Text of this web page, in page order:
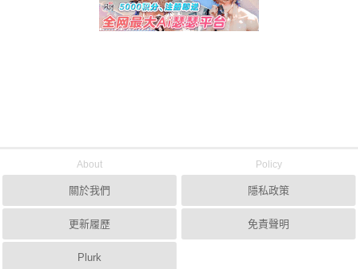
About
關於我們
更新履歷
Plurk
Policy
隱私政策
免責聲明